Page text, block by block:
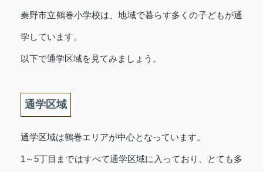
秦野市立鶴巻小学校は、地域で暮らす多くの子どもが通
学しています。
以下で通学区域を見てみましょう。
通学区域
通学区域は鶴巻エリアが中心となっています。
1～5丁目まではすべて通学区域に入っており、とても多